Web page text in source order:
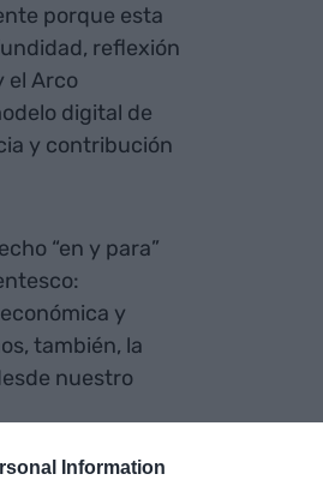
Information
porque esta
reflexión
el Arco
digital de
y contribución
“en y para”
y
también, la
nuestro